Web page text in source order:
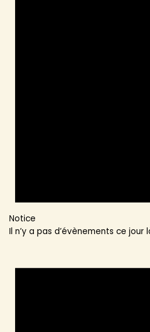
Notice
Il n’y a pas d’évènements ce jour